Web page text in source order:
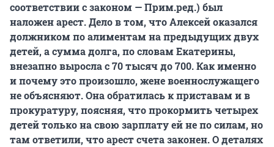
соответствии с законом — Прим.ред.) был
наложен арест. Дело в том, что Алексей оказался
должником по алиментам на предыдущих двух
детей, а сумма долга, по словам Екатерины,
внезапно выросла с 70 тысяч до 700. Как именно
и почему это произошло, жене военнослужащего
не объясняют. Она обратилась к приставам и в
прокуратуру, поясняя, что прокормить четырех
детей только на свою зарплату ей не по силам, но
там ответили, что арест счета законен. О деталях